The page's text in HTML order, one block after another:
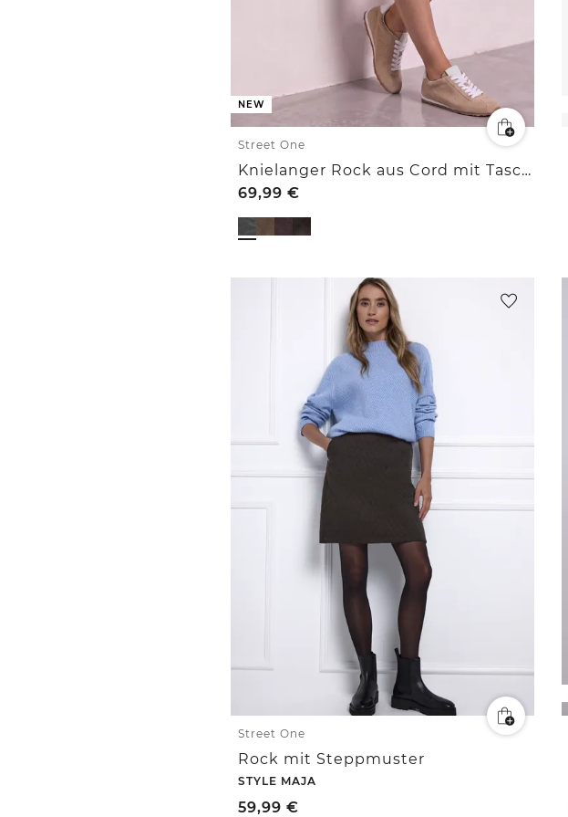
NEW
Street One
Knielanger Rock aus Cord mit Taschen
69,99€
Street One
Rock mit Steppmuster
STYLE MAJA
59,99€